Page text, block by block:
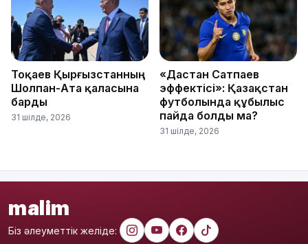
Тоқаев Қырғызстанның
Шолпан-Ата қаласына
барды
31 шілде, 2026
«Дастан Сатпаев
эффектісі»: Қазақстан
футболында құбылыс
пайда болды ма?
31 шілде, 2026
malim
Біз әлеуметтік желіде: